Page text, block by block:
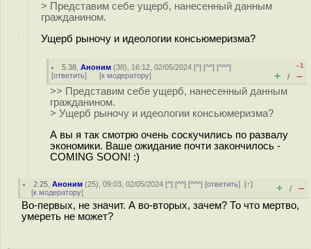
> Представим себе ущерб, нанесенный данным
гражданином.
Ущерб рыночу и идеологии консьюмеризма?
5.38 ,Аноним (38), 16:12, 02/05/2024 [^] [^^] [^^^]
[ответить] [к модератору]
–1
+ / –
>> Представим себе ущерб, нанесенный данным
гражданином.
> Ущерб рыночу и идеологии консьюмеризма?
А вы я так смотрю очень соскучились по развалу
экономики. Ваше ожидание почти закончилось -
COMING SOON! :)
2.25 ,Аноним (25), 09:03, 02/05/2024 [^] [^^] [^^^] [ответить][↑]
[к модератору] + / –
Во-первых, не значит. А во-вторых, зачем? То что мертво,
умереть не может?